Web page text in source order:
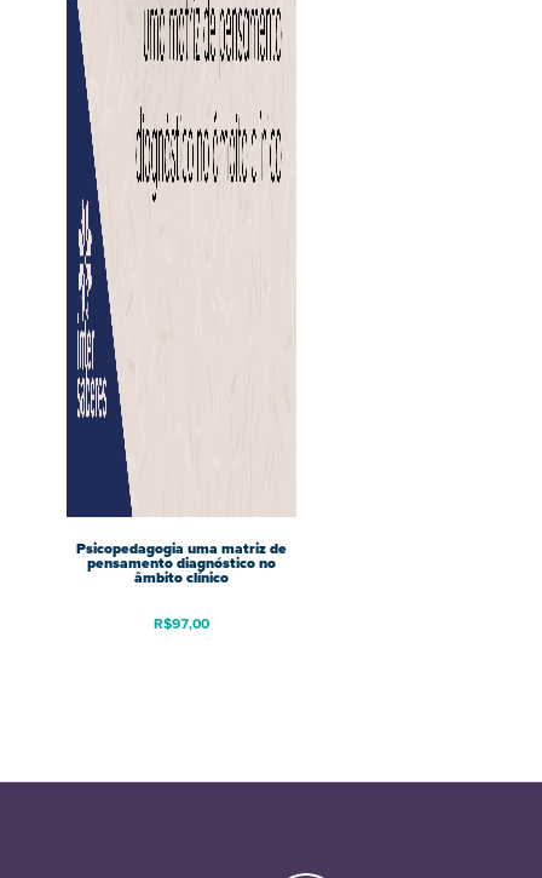
Psicopedagogia uma matriz de
pensamento diagnóstico no
âmbito clínico
R$97,00